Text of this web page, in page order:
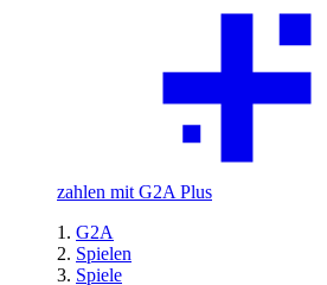
zahlen mit G2A Plus
G2A
Spielen
Spiele